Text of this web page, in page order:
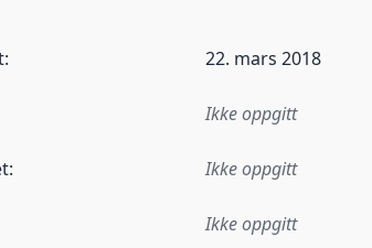
: 22. mars 2018
Ikke oppgitt
: Ikke oppgitt
Ikke oppgitt